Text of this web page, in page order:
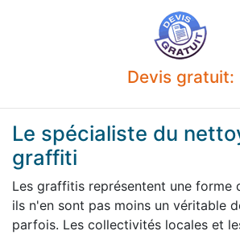
Devis gratuit:
Le spécialiste du
graffiti
Les graffitis représentent une forme
ils n'en sont pas moins un véritable
parfois. Les collectivités locales et